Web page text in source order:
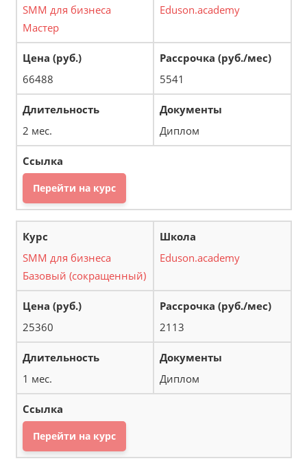
SMM для бизнеса
Мастер
Eduson.academy
66488 5541
2 мес. Диплом
Перейти на курс
SMM для бизнеса
Базовый (сокращенный)
Eduson.academy
25360 2113
1 мес. Диплом
Перейти на курс